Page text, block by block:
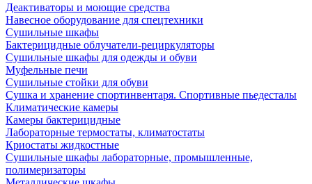
Деактиваторы и моющие средства
Навесное оборудование для спецтехники
Сушильные шкафы
Бактерицидные облучатели-рециркуляторы
Сушильные шкафы для одежды и обуви
Муфельные печи
Сушильные стойки для обуви
Сушка и хранение спортинвентаря. Спортивные пьедесталы
Климатические камеры
Камеры бактерицидные
Лабораторные термостаты, климатостаты
Криостаты жидкостные
Сушильные шкафы лабораторные, промышленные,
полимеризаторы